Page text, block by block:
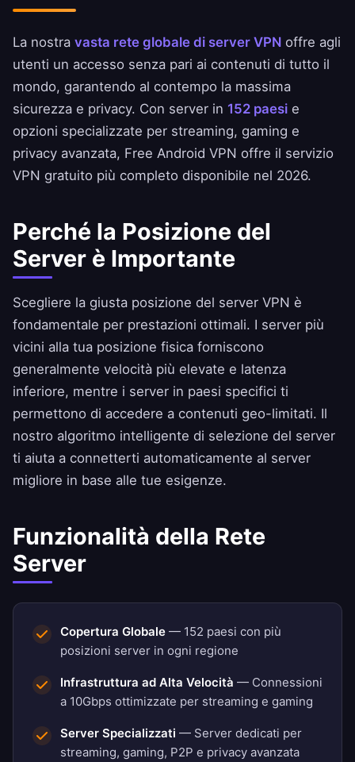
La nostra vasta rete globale di server VPN offre agli
utenti un accesso senza pari ai contenuti di tutto il
mondo, garantendo al contempo la massima
sicurezza e privacy. Con server in 152 paesi e
opzioni specializzate per streaming, gaming e
privacy avanzata, Free Android VPN offre il servizio
VPN gratuito più completo disponibile nel 2026.
Perché la Posizione del
Server è Importante
Scegliere la giusta posizione del server VPN è
fondamentale per prestazioni ottimali. I server più
vicini alla tua posizione fisica forniscono
generalmente velocità più elevate e latenza
inferiore, mentre i server in paesi specifici ti
permettono di accedere a contenuti geo-limitati. Il
nostro algoritmo intelligente di selezione del server
ti aiuta a connetterti automaticamente al server
migliore in base alle tue esigenze.
Funzionalità della Rete
Server
Copertura Globale — 152 paesi con più
posizioni server in ogni regione
Infrastruttura ad Alta Velocità — Connessioni
a 10Gbps ottimizzate per streaming e gaming
Server Specializzati — Server dedicati per
streaming, gaming, P2P e privacy avanzata